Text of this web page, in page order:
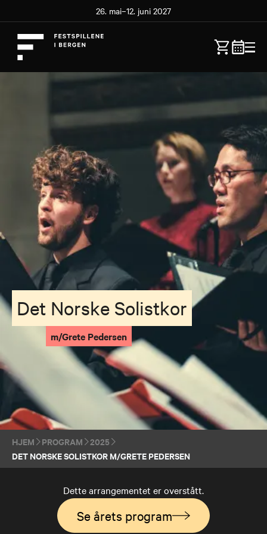
26. mai–12. juni 2027
Det Norske Solistkor
m/Grete Pedersen
HJEM PROGRAM
2025
DET NORSKE SOLISTKOR M/GRETE PEDERSEN
Dette arrangementet er overstått.
Se årets program